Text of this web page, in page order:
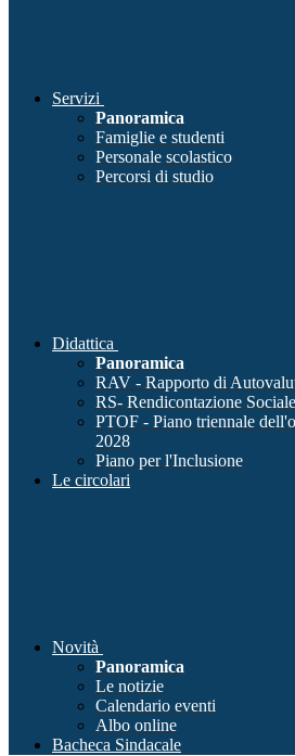
Servizi
Panoramica
Famiglie e studenti
Personale scolastico
Percorsi di studio
Didattica
Panoramica
RAV - Rapporto di
RS- Rendicontazione Sociale
PTOF - Piano triennale
2028
Piano per l'Inclusione
Le circolari
Novità
Panoramica
Le notizie
Calendario eventi
Albo online
Bacheca Sindacale